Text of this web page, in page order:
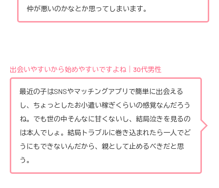
仲が悪いのかなとか思ってしまいます。
出会いやすいから始めやすいですよね｜30代男性
最近の子はSNSやマッチングアプリで簡単に出会える
し、ちょっとしたお小遣い稼ぎくらいの感覚なんだろう
ね。でも世の中そんなに甘くないし、結局泣きを見るの
は本人でしょ。結局トラブルに巻き込まれたら一人でど
うにもできないんだから、親として止めるべきだと思
う。